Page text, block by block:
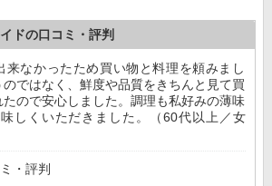
ドの口コミ・評判
来なかったため買い物と料理を頼みまし
のではなく、鮮度や品質をきちんと見て買
たので安心しました。調理も私好みの薄味
しくいただきました。（60代以上／女
・評判